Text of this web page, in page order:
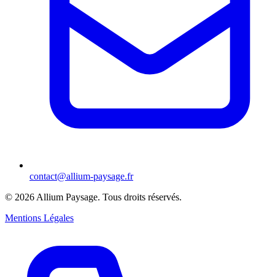
contact@allium-paysage.fr
© 2026 Allium Paysage. Tous droits réservés.
Mentions Légales